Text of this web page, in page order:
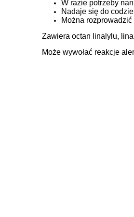
W razie potrzeby
Nadaje się do
Można
Zawiera octan linalylu,
Może wywołać reakcje